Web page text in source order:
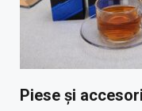
Piese și